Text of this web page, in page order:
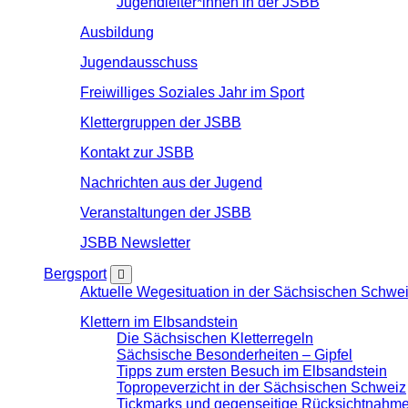
Ausbildung
Jugendausschuss
Freiwilliges Soziales Jahr im Sport
Klettergruppen der JSBB
Kontakt zur JSBB
Nachrichten aus der Jugend
Veranstaltungen der JSBB
JSBB Newsletter
Bergsport
Aktuelle Wegesituation in der Sächsischen
Klettern im Elbsandstein
Die Sächsischen Kletterregeln
Sächsische Besonderheiten – Gipfel
Tipps zum ersten Besuch im Elbsandstein
Topropeverzicht in der Sächsischen Schweiz
Tickmarks und gegenseitige